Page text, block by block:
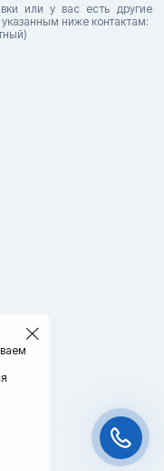
или у вас есть другие
ниже контактам: